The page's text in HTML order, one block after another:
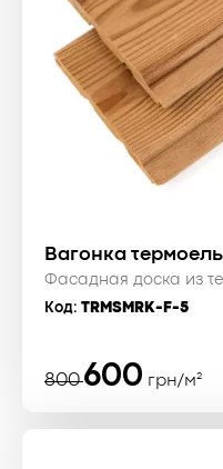
Вагонка
Фасадная доска из
Код: TRMSMRK-F-5
800600
Текущая
600 ₴.
грн/м²